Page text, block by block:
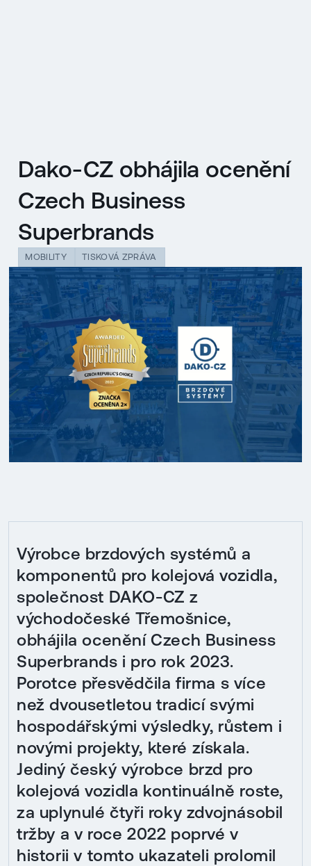
Dako-CZ obhájila ocenění
Czech Business
Superbrands
MOBILITY TISKOVÁ ZPRÁVA
Výrobce brzdových systémů a
komponentů pro kolejová vozidla,
společnost DAKO-CZ z
východočeské Třemošnice,
obhájila ocenění Czech Business
Superbrands i pro rok 2023.
Porotce přesvědčila firma s více
než dvousetletou tradicí svými
hospodářskými výsledky, růstem i
novými projekty, které získala.
Jediný český výrobce brzd pro
kolejová vozidla kontinuálně roste,
za uplynulé čtyři roky zdvojnásobil
tržby a v roce 2022 poprvé v
historii v tomto ukazateli prolomil